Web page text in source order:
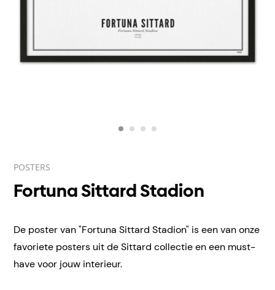
POSTERS
Fortuna Sittard Stadion
De poster van "Fortuna Sittard Stadion" is een van onze
favoriete posters uit de Sittard collectie en een must-
have voor jouw interieur.